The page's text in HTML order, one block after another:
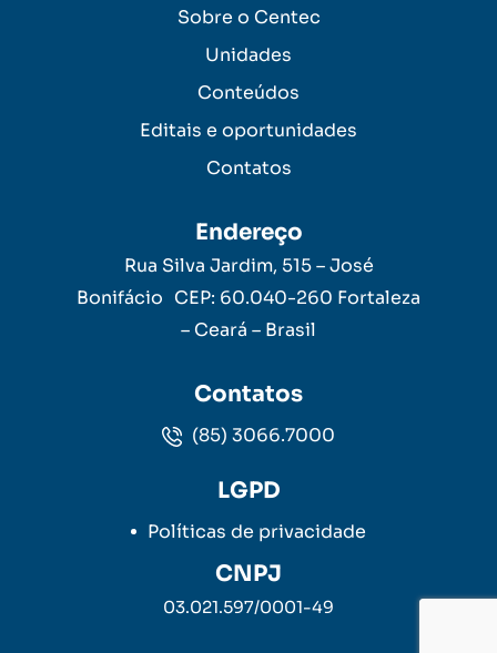
Sobre o Centec
Unidades
Conteúdos
Editais e oportunidades
Contatos
Endereço
Rua Silva Jardim, 515 – José
Bonifácio CEP: 60.040-260 Fortaleza
– Ceará – Brasil
Contatos
(85) 3066.7000
LGPD
Políticas de privacidade
CNPJ
03.021.597/0001-49